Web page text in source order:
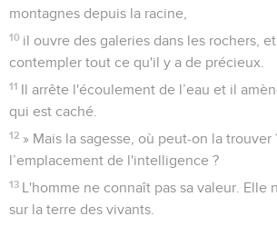
montagnes depuis la racine,
10 il ouvre des galeries dans les rochers,
contempler tout ce qu'il y a de précieux.
11 Il arrête l'écoulement de l’eau et il
qui est caché.
12 » Mais la sagesse, où peut-on la trouver
l’emplacement de l'intelligence ?
13 L'homme ne connaît pas sa valeur. Elle
sur la terre des vivants.